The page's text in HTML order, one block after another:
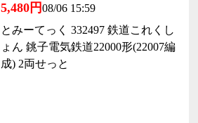
5,480円08/06 15:59
とみーてっく 332497 鉄道これくし
ょん 銚子電気鉄道22000形(22007編
成) 2両せっと